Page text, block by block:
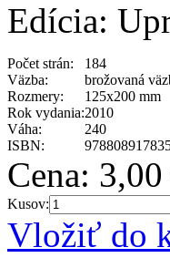
Edícia:
Počet strán:
184
Väzba:
brožovaná
Rozmery:
125x200 mm
Rok vydania:2010
Váha:
240
ISBN:
Cena: 3,00
Kusov:
Vložiť do